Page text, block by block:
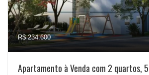
R$ 234.600
Apartamento à Venda com 2 quartos,